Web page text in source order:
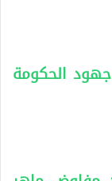
الحكومة